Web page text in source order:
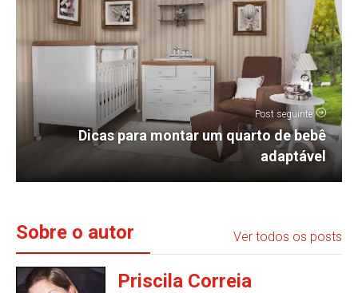
Post seguinte
Dicas para montar um quarto de bebê
adaptável
Sobre o autor Ver todos os posts
Priscila Correia